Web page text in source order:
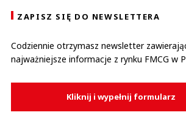
ZAPISZ SIĘ DO NEWSLETTERA
Codziennie otrzymasz newsletter
najważniejsze informacje z rynku FMCG w
Kliknij i wypełnij formularz